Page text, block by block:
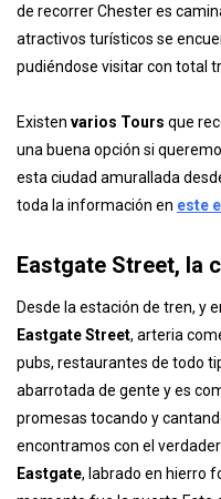
de recorrer Chester es
atractivos turísticos se
pudiéndose visitar con total
Existen varios Tours que
una buena opción si
esta ciudad amurallada
toda la información en este
Eastgate Street, la
Desde la estación de tren, y
Eastgate Street, arteria
pubs, restaurantes de todo
abarrotada de gente y es
promesas tocando y
encontramos con el
Eastgate, labrado en hierro